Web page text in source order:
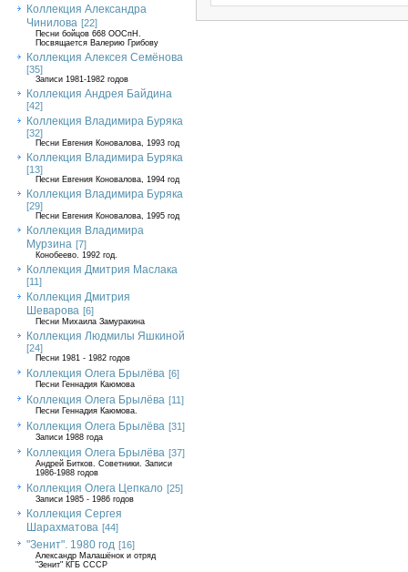
Коллекция Александра
Чинилова [22]
Песни бойцов 668 ООСпН.
Посвящается Валерию Грибову
Коллекция Алексея Семёнова
[35]
Записи 1981-1982 годов
Коллекция Андрея Байдина
[42]
Коллекция Владимира Буряка
[32]
Песни Евгения Коновалова, 1993 год
Коллекция Владимира Буряка
[13]
Песни Евгения Коновалова, 1994 год
Коллекция Владимира Буряка
[29]
Песни Евгения Коновалова, 1995 год
Коллекция Владимира
Мурзина [7]
Конобеево. 1992 год.
Коллекция Дмитрия Маслака
[11]
Коллекция Дмитрия
Шеварова [6]
Песни Михаила Замуракина
Коллекция Людмилы Яшкиной
[24]
Песни 1981 - 1982 годов
Коллекция Олега Брылёва [6]
Песни Геннадия Каюмова
Коллекция Олега Брылёва [11]
Песни Геннадия Каюмова.
Коллекция Олега Брылёва [31]
Записи 1988 года
Коллекция Олега Брылёва [37]
Андрей Битков. Советники. Записи
1986-1988 годов
Коллекция Олега Цепкало [25]
Записи 1985 - 1986 годов
Коллекция Сергея
Шарахматова [44]
"Зенит". 1980 год [16]
Александр Малашёнок и отряд
"Зенит" КГБ СССР